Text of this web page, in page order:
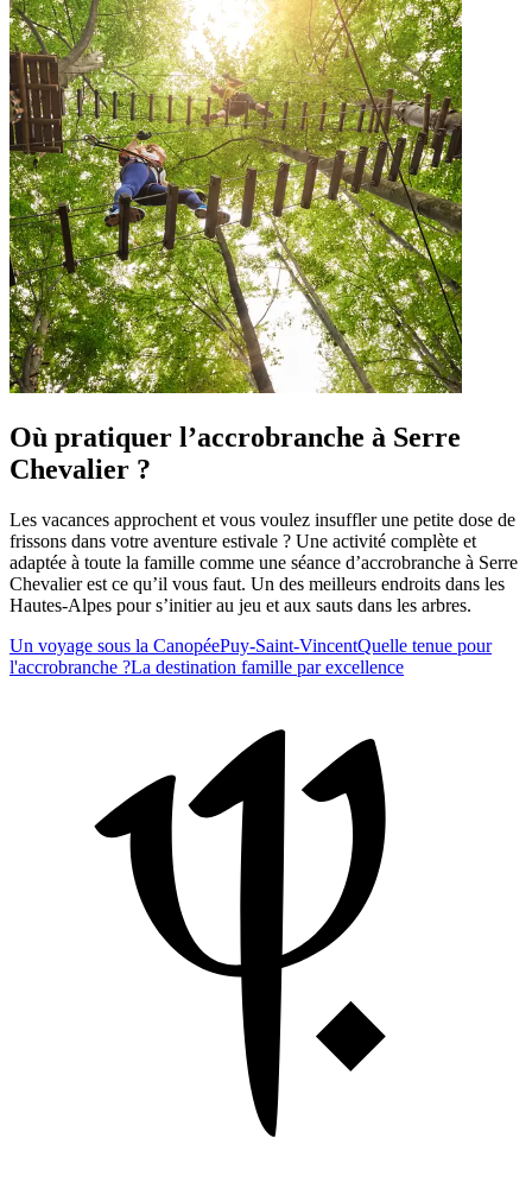
Où pratiquer l’accrobranche à Serre
Chevalier ?
Les vacances approchent et vous voulez insuffler une petite dose de
frissons dans votre aventure estivale ? Une activité complète et
adaptée à toute la famille comme une séance d’accrobranche à Serre
Chevalier est ce qu’il vous faut. Un des meilleurs endroits dans les
Hautes-Alpes pour s’initier au jeu et aux sauts dans les arbres.
Un voyage sous la CanopéePuy-Saint-VincentQuelle tenue pour
l'accrobranche ?La destination famille par excellence